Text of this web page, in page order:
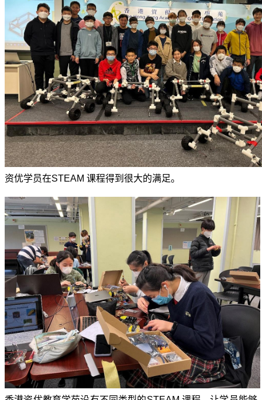
资优学员在STEAM 课程得到很大的满足。